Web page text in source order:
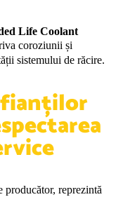
Life Coolant
coroziunii și
sistemului de răcire.
producător, reprezintă